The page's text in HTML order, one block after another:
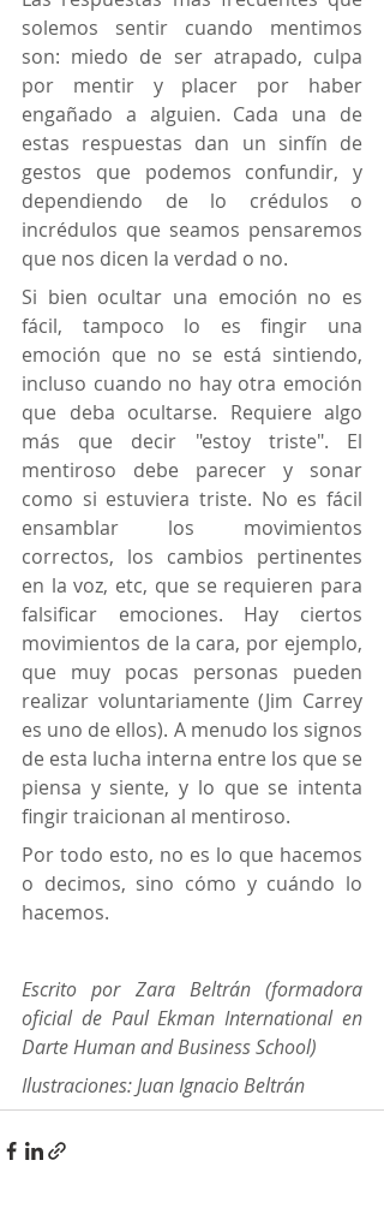
solemos sentir cuando mentimos
son: miedo de ser atrapado, culpa
por mentir y placer por haber
engañado a alguien. Cada una de
estas respuestas dan un sinfín de
gestos que podemos confundir, y
dependiendo de lo crédulos o
incrédulos que seamos pensaremos
que nos dicen la verdad o no.
Si bien ocultar una emoción no es
fácil, tampoco lo es fingir una
emoción que no se está sintiendo,
incluso cuando no hay otra emoción
que deba ocultarse. Requiere algo
más que decir "estoy triste". El
mentiroso debe parecer y sonar
como si estuviera triste. No es fácil
ensamblar los movimientos
correctos, los cambios pertinentes
en la voz, etc, que se requieren para
falsificar emociones. Hay ciertos
movimientos de la cara, por ejemplo,
que muy pocas personas pueden
realizar voluntariamente (Jim Carrey
es uno de ellos). A menudo los signos
de esta lucha interna entre los que se
piensa y siente, y lo que se intenta
fingir traicionan al mentiroso.
Por todo esto, no es lo que hacemos
o decimos, sino cómo y cuándo lo
hacemos.
Escrito por Zara Beltrán (formadora
oficial de Paul Ekman International en
Darte Human and Business School)
Ilustraciones: Juan Ignacio Beltrán